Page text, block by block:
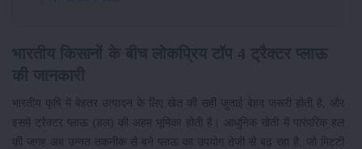
भारतीय कृषि में बेहतर उत्पादन के लिए खेत की सही जुताई बेहद जरूरी होती है, और
इसमें ट्रैक्टर प्लाऊ (हल) की अहम भूमिका होती है। आधुनिक खेती में पारंपरिक हल
की जगह अब उन्नत तकनीक से बने प्लाऊ का उपयोग तेजी से बढ़ रहा है, जो मिट्टी